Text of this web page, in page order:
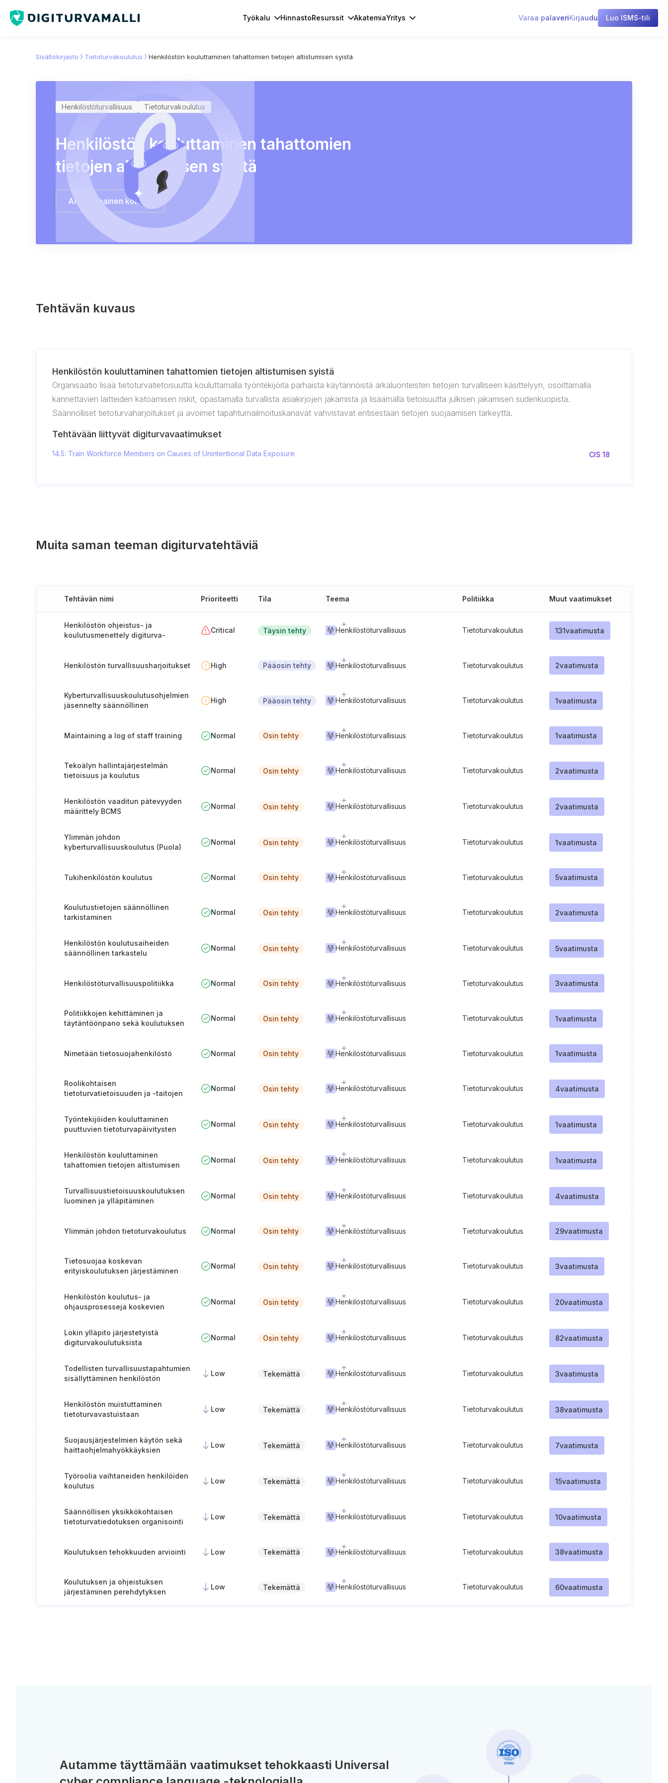
Työkalu HinnastoResurssit AkatemiaYritys Varaa palaveriKirjaudu Luo ISMS-tili
Sisältökirjasto Tietoturvakoulutus Henkilöstön kouluttaminen tahattomien tietojen altistumisen syistä
Henkilöstöturvallisuus Tietoturvakoulutus
Henkilöstön kouluttaminen tahattomien
tietojen altistumisen syistä
Aloita ilmainen kokeilu
Tehtävän kuvaus
Henkilöstön kouluttaminen tahattomien tietojen altistumisen syistä
Organisaatio lisää tietoturvatietoisuutta kouluttamalla työntekijöitä parhaista käytännöistä arkaluonteisten tietojen turvalliseen käsittelyyn, osoittamalla
kannettavien laitteiden katoamisen riskit, opastamalla turvallista asiakirjojen jakamista ja lisäämällä tietoisuutta julkisen jakamisen sudenkuopista.
Säännölliset tietoturvaharjoitukset ja avoimet tapahtumailmoituskanavat vahvistavat entisestään tietojen suojaamisen tärkeyttä.
Tehtävään liittyvät digiturvavaatimukset
14.5: Train Workforce Members on Causes of Unintentional Data Exposure CIS 18
Muita saman teeman digiturvatehtäviä
Tehtävän nimi Prioriteetti Tila Teema Politiikka Muut vaatimukset
Henkilöstön ohjeistus- ja
koulutusmenettely digiturva-
Critical Täysin tehty Henkilöstöturvallisuus Tietoturvakoulutus 131vaatimusta
Henkilöstön turvallisuusharjoitukset High Pääosin tehty Henkilöstöturvallisuus Tietoturvakoulutus 2vaatimusta
Kyberturvallisuuskoulutusohjelmien
jäsennelty säännöllinen
High Pääosin tehty Henkilöstöturvallisuus Tietoturvakoulutus 1vaatimusta
Maintaining a log of staff training Normal Osin tehty Henkilöstöturvallisuus Tietoturvakoulutus 1vaatimusta
Tekoälyn hallintajärjestelmän
tietoisuus ja koulutus
Normal Osin tehty Henkilöstöturvallisuus Tietoturvakoulutus 2vaatimusta
Henkilöstön vaaditun pätevyyden
määrittely BCMS
Normal Osin tehty Henkilöstöturvallisuus Tietoturvakoulutus 2vaatimusta
Ylimmän johdon
kyberturvallisuuskoulutus (Puola)
Normal Osin tehty Henkilöstöturvallisuus Tietoturvakoulutus 1vaatimusta
Tukihenkilöstön koulutus Normal Osin tehty Henkilöstöturvallisuus Tietoturvakoulutus 5vaatimusta
Koulutustietojen säännöllinen
tarkistaminen
Normal Osin tehty Henkilöstöturvallisuus Tietoturvakoulutus 2vaatimusta
Henkilöstön koulutusaiheiden
säännöllinen tarkastelu
Normal Osin tehty Henkilöstöturvallisuus Tietoturvakoulutus 5vaatimusta
Henkilöstöturvallisuuspolitiikka Normal Osin tehty Henkilöstöturvallisuus Tietoturvakoulutus 3vaatimusta
Politiikkojen kehittäminen ja
täytäntöönpano sekä koulutuksen
Normal Osin tehty Henkilöstöturvallisuus Tietoturvakoulutus 1vaatimusta
Nimetään tietosuojahenkilöstö Normal Osin tehty Henkilöstöturvallisuus Tietoturvakoulutus 1vaatimusta
Roolikohtaisen
tietoturvatietoisuuden ja -taitojen
Normal Osin tehty Henkilöstöturvallisuus Tietoturvakoulutus 4vaatimusta
Työntekijöiden kouluttaminen
puuttuvien tietoturvapäivitysten
Normal Osin tehty Henkilöstöturvallisuus Tietoturvakoulutus 1vaatimusta
Henkilöstön kouluttaminen
tahattomien tietojen altistumisen
Normal Osin tehty Henkilöstöturvallisuus Tietoturvakoulutus 1vaatimusta
Turvallisuustietoisuuskoulutuksen
luominen ja ylläpitäminen
Normal Osin tehty Henkilöstöturvallisuus Tietoturvakoulutus 4vaatimusta
Ylimmän johdon tietoturvakoulutus Normal Osin tehty Henkilöstöturvallisuus Tietoturvakoulutus 29vaatimusta
Tietosuojaa koskevan
erityiskoulutuksen järjestäminen
Normal Osin tehty Henkilöstöturvallisuus Tietoturvakoulutus 3vaatimusta
Henkilöstön koulutus- ja
ohjausprosesseja koskevien
Normal Osin tehty Henkilöstöturvallisuus Tietoturvakoulutus 20vaatimusta
Lokin ylläpito järjestetyistä
digiturvakoulutuksista
Normal Osin tehty Henkilöstöturvallisuus Tietoturvakoulutus 82vaatimusta
Todellisten turvallisuustapahtumien
sisällyttäminen henkilöstön
Low Tekemättä Henkilöstöturvallisuus Tietoturvakoulutus 3vaatimusta
Henkilöstön muistuttaminen
tietoturvavastuistaan
Low Tekemättä Henkilöstöturvallisuus Tietoturvakoulutus 38vaatimusta
Suojausjärjestelmien käytön sekä
haittaohjelmahyökkäyksien
Low Tekemättä Henkilöstöturvallisuus Tietoturvakoulutus 7vaatimusta
Työroolia vaihtaneiden henkilöiden
koulutus
Low Tekemättä Henkilöstöturvallisuus Tietoturvakoulutus 15vaatimusta
Säännöllisen yksikkökohtaisen
tietoturvatiedotuksen organisointi
Low Tekemättä Henkilöstöturvallisuus Tietoturvakoulutus 10vaatimusta
Koulutuksen tehokkuuden arviointi Low Tekemättä Henkilöstöturvallisuus Tietoturvakoulutus 38vaatimusta
Koulutuksen ja ohjeistuksen
järjestäminen perehdytyksen
Low Tekemättä Henkilöstöturvallisuus Tietoturvakoulutus 60vaatimusta
Autamme täyttämään vaatimukset tehokkaasti Universal